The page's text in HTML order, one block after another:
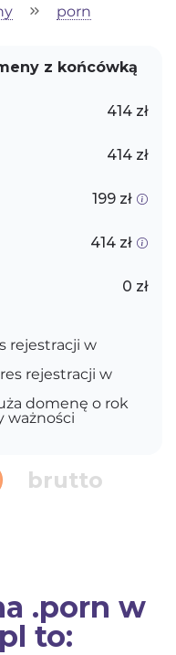
porn
z końcówką
414 zł
414 zł
199 zł
414 zł
0 zł
rejestracji w
rejestracji w
domenę o rok
ważności
brutto
.porn w
to: